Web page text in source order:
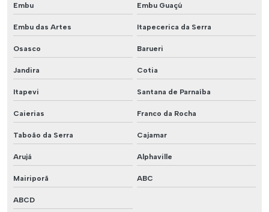
Embu Embu Guaçú
Embu das Artes Itapecerica da Serra
Osasco Barueri
Jandira Cotia
Itapevi Santana de Parnaíba
Caierias Franco da Rocha
Taboão da Serra Cajamar
Arujá Alphaville
Mairiporã ABC
ABCD